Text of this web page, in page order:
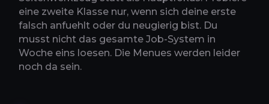
eine zweite Klasse nur, wenn sich deine erste
falsch anfuehlt oder du neugierig bist. Du
musst nicht das gesamte Job-System in
Woche eins loesen. Die Menues werden leider
noch da sein.